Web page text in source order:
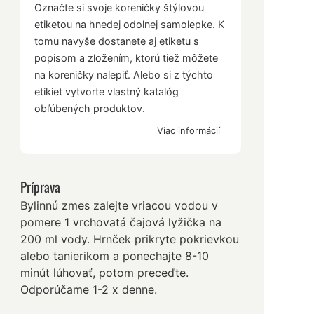
Označte si svoje koreničky štýlovou
etiketou na hnedej odolnej samolepke. K
tomu navyše dostanete aj etiketu s
popisom a zložením, ktorú tiež môžete
na koreničky nalepiť. Alebo si z týchto
etikiet vytvorte vlastný katalóg
obľúbených produktov.
Viac informácií
Príprava
Bylinnú zmes zalejte vriacou vodou v
pomere 1 vrchovatá čajová lyžička na
200 ml vody. Hrnček prikryte pokrievkou
alebo tanierikom a ponechajte 8-10
minút lúhovať, potom preceďte.
Odporúčame 1-2 x denne.